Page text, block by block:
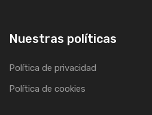
Nuestras políticas
Política de privacidad
Política de cookies